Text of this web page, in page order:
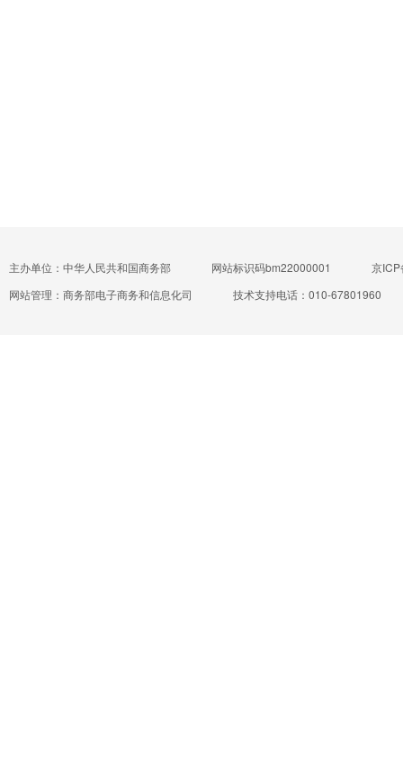
主办单位：中华人民共和国商务部 网站标识码bm22000001
京
网站管理：商务部电子商务和信息化司
技术支持电话：010-67801960